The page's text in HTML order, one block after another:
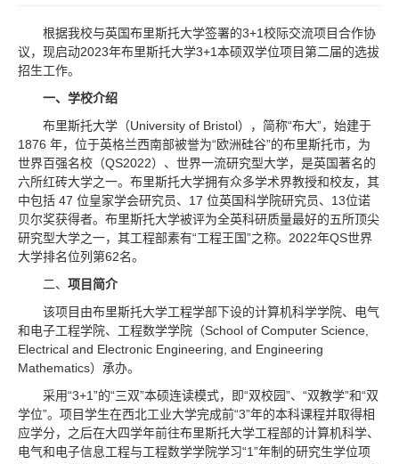
根据我校与英国布里斯托大学签署的3+1校际交流项目合作协
议，现启动2023年布里斯托大学3+1本硕双学位项目第二届的选拔
招生工作。
一、学校介绍
布里斯托大学（University of Bristol），简称“布大”，始建于
1876 年，位于英格兰西南部被誉为“欧洲硅谷”的布里斯托市，为
世界百强名校（QS2022）、世界一流研究型大学，是英国著名的
六所红砖大学之一。布里斯托大学拥有众多学术界教授和校友，其
中包括 47 位皇家学会研究员、17 位英国科学院研究员、13位诺
贝尔奖获得者。布里斯托大学被评为全英科研质量最好的五所顶尖
研究型大学之一，其工程部素有“工程王国”之称。2022年QS世界
大学排名位列第62名。
二、 项目简介
该项目由布里斯托大学工程学部下设的计算机科学学院、电气
和电子工程学院、工程数学学院（School of Computer Science,
Electrical and Electronic Engineering, and Engineering
Mathematics）承办。
采用“3+1”的“三双”本硕连读模式，即“双校园”、“双教学”和“双
学位”。项目学生在西北工业大学完成前“3”年的本科课程并取得相
应学分，之后在大四学年前往布里斯托大学工程部的计算机科学、
电气和电子信息工程与工程数学学院学习“1”年制的研究生学位项